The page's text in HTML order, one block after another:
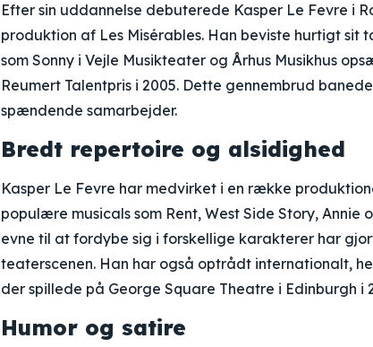
Efter sin uddannelse debuterede Kasper Le Fevre i
produktion af Les Misérables. Han beviste hurtigt
som Sonny i Vejle Musikteater og Århus Musikhus
Reumert Talentpris i 2005. Dette gennembrud
spændende samarbejder.
Bredt repertoire og alsidighed
Kasper Le Fevre har medvirket i en række
populære musicals som Rent, West Side Story,
evne til at fordybe sig i forskellige karakterer har
teaterscenen. Han har også optrådt internationalt,
der spillede på George Square Theatre i Edinburgh i
Humor og satire